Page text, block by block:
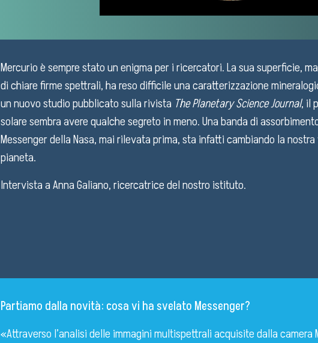
Mercurio è sempre stato un enigma per i ricercatori. La sua superficie,
di chiare firme spettrali, ha reso difficile una caratterizzazione
un nuovo studio pubblicato sulla rivista The Planetary Science Journal, il
solare sembra avere qualche segreto in meno. Una banda di
Messenger della Nasa, mai rilevata prima, sta infatti cambiando la
pianeta.
Intervista a Anna Galiano, ricercatrice del nostro istituto.
Partiamo dalla novità: cosa vi ha svelato Messenger?
«Attraverso l’analisi delle immagini multispettrali acquisite dalla camera